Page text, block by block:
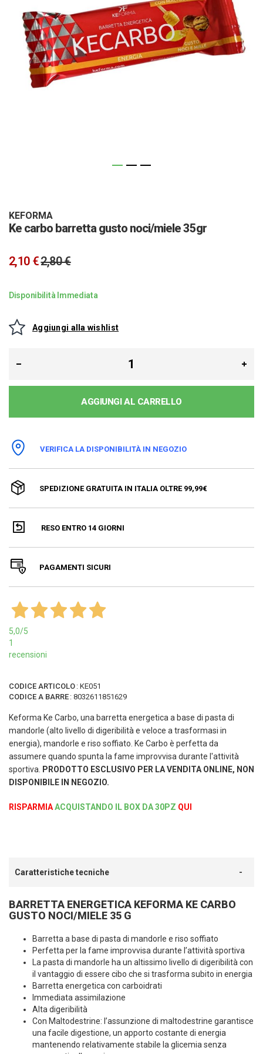
KEFORMA
Ke carbo barretta gusto noci/miele 35gr
2,10 €2,80 €
Disponibilità Immediata
Aggiungi alla wishlist
AGGIUNGI AL CARRELLO
VERIFICA LA DISPONIBILITÀ IN NEGOZIO
SPEDIZIONE GRATUITA IN ITALIA OLTRE 99,99€
RESO ENTRO 14 GIORNI
PAGAMENTI SICURI
5,0/5
1
recensioni
CODICE ARTICOLO : KE051
CODICE A BARRE : 8032611851629
Keforma Ke Carbo, una barretta energetica a base di pasta di
mandorle (alto livello di digeribilità e veloce a trasformasi in
energia), mandorle e riso soffiato. Ke Carbo è perfetta da
assumere quando spunta la fame improvvisa durante l'attività
sportiva.
PRODOTTO ESCLUSIVO PER LA VENDITA ONLINE, NON
DISPONIBILE IN NEGOZIO.
RISPARMIAACQUISTANDO IL BOX DA 30PZ QUI
galleria
di
Caratteristiche tecniche
BARRETTA ENERGETICA KEFORMA KE CARBO
GUSTO NOCI/MIELE 35 G
Barretta a base di pasta di mandorle e riso soffiato
Perfetta per la fame improvvisa durante l’attività sportiva
La pasta di mandorle ha un altissimo livello di digeribilità con
il vantaggio di essere cibo che si trasforma subito in energia
Barretta energetica con carboidrati
Immediata assimilazione
Alta digeribilità
Con Maltodestrine: l’assunzione di maltodestrine garantisce
una facile digestione, un apporto costante di energia
mantenendo relativamente stabile la glicemia senza